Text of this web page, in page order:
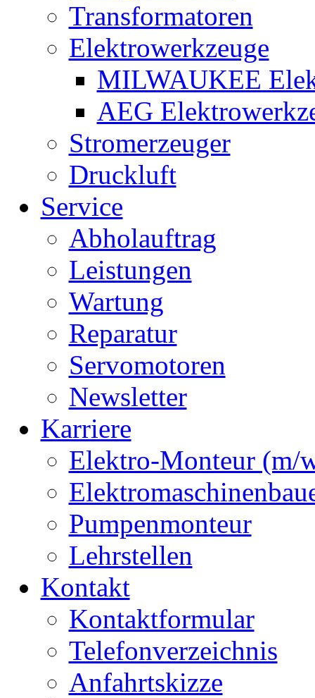
Transformatoren
Elektrowerkzeuge
MILWAUKEE
AEG
Stromerzeuger
Druckluft
Service
Abholauftrag
Leistungen
Wartung
Reparatur
Servomotoren
Newsletter
Karriere
Elektro-Monteur (m/
Pumpenmonteur
Lehrstellen
Kontakt
Kontaktformular
Telefonverzeichnis
Anfahrtskizze